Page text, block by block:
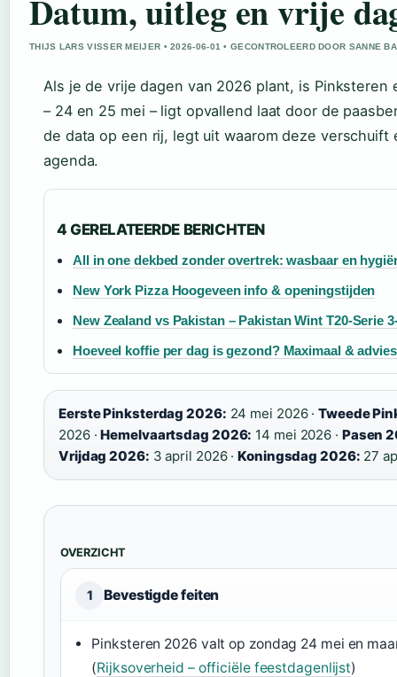
Datum, uitleg en vrije
THIJS LARS VISSER MEIJER • 2026-06-01 • GECONTROLEERD DOOR SANNE
Als je de vrije dagen van 2026 plant, is Pinksteren
– 24 en 25 mei – ligt opvallend laat door de
de data op een rij, legt uit waarom deze
agenda.
4 GERELATEERDE BERICHTEN
All in one dekbed zonder overtrek: wasbaar en
New York Pizza Hoogeveen info & openingstijden
New Zealand vs Pakistan – Pakistan Wint T20-Serie
Hoeveel koffie per dag is gezond? Maximaal & advies
Eerste Pinksterdag 2026: 24 mei 2026 ·Tweede
2026 ·Hemelvaartsdag 2026: 14 mei 2026 · Pasen
Vrijdag 2026: 3 april 2026 ·Koningsdag 2026: 27
OVERZICHT
1 Bevestigde feiten
Pinksteren 2026 valt op zondag 24 mei en
(Rijksoverheid – officiële feestdagenlijst)